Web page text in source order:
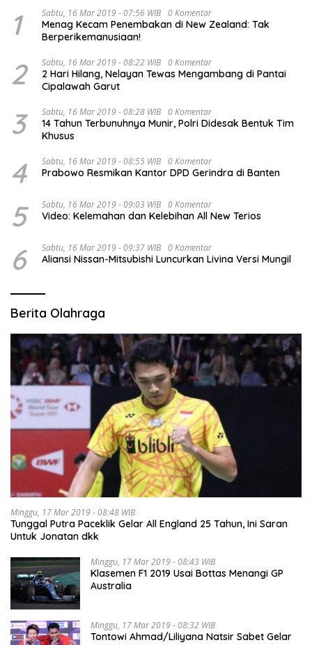
1 Sabtu, 16 Mar 2019 - 07:56 WIB 0 Komentar
Menag Kecam Penembakan di New Zealand: Tak
Berperikemanusiaan!
2 Sabtu, 16 Mar 2019 - 08:22 WIB 0 Komentar
2 Hari Hilang, Nelayan Tewas Mengambang di Pantai
Cipalawah Garut
3 Sabtu, 16 Mar 2019 - 08:28 WIB 0 Komentar
14 Tahun Terbunuhnya Munir, Polri Didesak Bentuk Tim
Khusus
4 Sabtu, 16 Mar 2019 - 08:55 WIB 0 Komentar
Prabowo Resmikan Kantor DPD Gerindra di Banten
5 Sabtu, 16 Mar 2019 - 09:03 WIB 0 Komentar
Video: Kelemahan dan Kelebihan All New Terios
6 Sabtu, 16 Mar 2019 - 09:37 WIB 0 Komentar
Aliansi Nissan-Mitsubishi Luncurkan Livina Versi Mungil
Berita Olahraga
Minggu, 17 Mar 2019 - 08:48 WIB
Tunggal Putra Paceklik Gelar All England 25 Tahun, Ini Saran
Untuk Jonatan dkk
Minggu, 17 Mar 2019 - 08:43 WIB
Klasemen F1 2019 Usai Bottas Menangi GP
Australia
Minggu, 17 Mar 2019 - 08:32 WIB
Tontowi Ahmad/Liliyana Natsir Sabet Gelar